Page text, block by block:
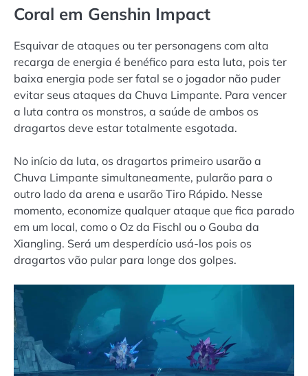
Coral em Genshin Impact
Esquivar de ataques ou ter personagens com alta
recarga de energia é benéfico para esta luta, pois ter
baixa energia pode ser fatal se o jogador não puder
evitar seus ataques da Chuva Limpante. Para vencer
a luta contra os monstros, a saúde de ambos os
dragartos deve estar totalmente esgotada.
No início da luta, os dragartos primeiro usarão a
Chuva Limpante simultaneamente, pularão para o
outro lado da arena e usarão Tiro Rápido. Nesse
momento, economize qualquer ataque que fica parado
em um local, como o Oz da Fischl ou o Gouba da
Xiangling. Será um desperdício usá-los pois os
dragartos vão pular para longe dos golpes.